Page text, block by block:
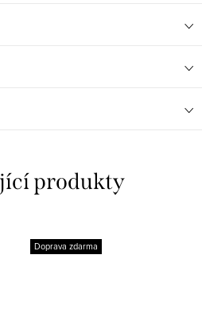
produkty
Doprava zdarma